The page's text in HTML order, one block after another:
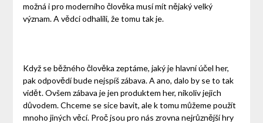
možná i pro moderního člověka musí mít nějaký velký
význam. A vědci odhalili, že tomu tak je.
Když se běžného člověka zeptáme, jaký je hlavní účel her,
pak odpovědí bude nejspíš zábava. A ano, dalo by se to tak
vidět. Ovšem zábava je jen produktem her, nikoliv jejich
důvodem. Chceme se sice bavit, ale k tomu můžeme použít
mnoho jiných věcí. Proč jsou pro nás zrovna nejrůznější hry